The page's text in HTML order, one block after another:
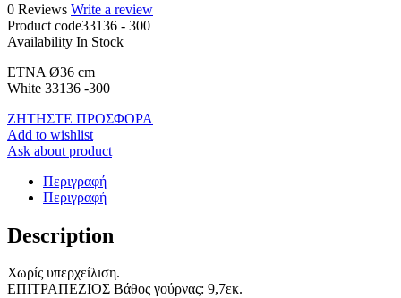
0 Reviews Write a review
Product code33136 - 300
Availability In Stock
ETNA Ø36 cm
White 33136 -300
ΖΗΤΗΣΤΕ ΠΡΟΣΦΟΡΑ
Add to wishlist
Ask about product
Περιγραφή
Περιγραφή
Description
Χωρίς υπερχείλιση.
ΕΠΙΤΡΑΠΕΖΙΟΣ Βάθος γούρνας: 9,7εκ.